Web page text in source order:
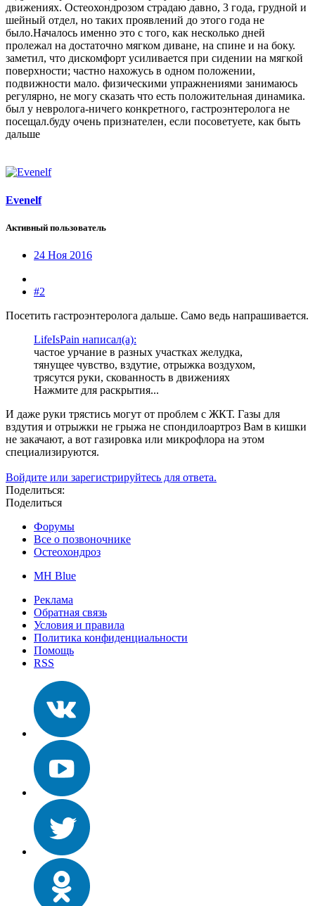
движениях. Остеохондрозом страдаю давно, 3 года, грудной и
шейный отдел, но таких проявлений до этого года не
было.Началось именно это с того, как несколько дней
пролежал на достаточно мягком диване, на спине и на боку.
заметил, что дискомфорт усиливается при сидении на мягкой
поверхности; частно нахожусь в одном положении,
подвижности мало. физическими упражнениями занимаюсь
регулярно, не могу сказать что есть положительная динамика.
был у невролога-ничего конкретного, гастроэнтеролога не
посещал.буду очень признателен, если посоветуете, как быть
дальше
Evenelf
Активный пользователь
24 Ноя 2016
#2
Посетить гастроэнтеролога дальше. Само ведь напрашивается.
LifeIsPain написал(а):
частое урчание в разных участках желудка,
тянущее чувство, вздутие, отрыжка воздухом,
трясутся руки, скованность в движениях
Нажмите для раскрытия...
И даже руки трястись могут от проблем с ЖКТ. Газы для
вздутия и отрыжки не грыжа не спондилоартроз Вам в кишки
не закачают, а вот газировка или микрофлора на этом
специализируются.
Войдите или зарегистрируйтесь для ответа.
Поделиться:
Поделиться
Форумы
Все о позвоночнике
Остеохондроз
MH Blue
Реклама
Обратная связь
Условия и правила
Политика конфиденциальности
Помощь
RSS